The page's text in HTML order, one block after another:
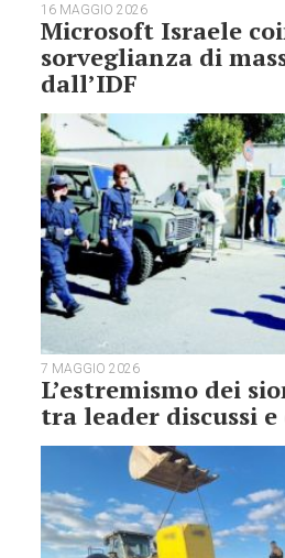
16 MAGGIO 2026
Microsoft Israele
sorveglianza di
dall’IDF
7 MAGGIO 2026
L’estremismo dei
tra leader discussi